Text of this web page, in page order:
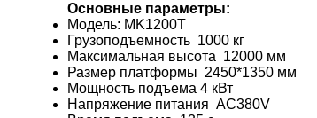
Основные параметры:
Модель: MK1200T
Грузоподъемность 1000 кг
Максимальная высота 12000 мм
Размер платформы 2450*1350 мм
Мощность подъема 4 кВт
Напряжение питания AC380V